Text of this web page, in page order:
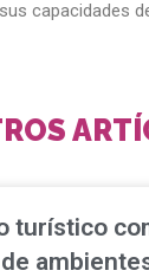
capacidades
turístico